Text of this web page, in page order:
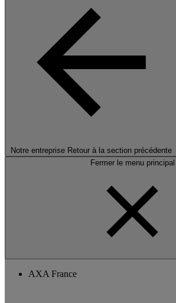
Notre entreprise Retour à la section précédente
Fermer le menu principal
AXA France